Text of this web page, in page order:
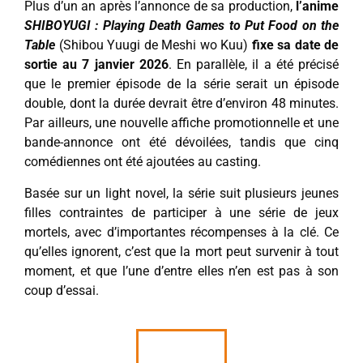
Plus d’un an après l’annonce de sa production, l’anime
SHIBOYUGI : Playing Death Games to Put Food on the
Table (Shibou Yuugi de Meshi wo Kuu) fixe sa date de
sortie au 7 janvier 2026. En parallèle, il a été précisé
que le premier épisode de la série serait un épisode
double, dont la durée devrait être d’environ 48 minutes.
Par ailleurs, une nouvelle affiche promotionnelle et une
bande-annonce ont été dévoilées, tandis que cinq
comédiennes ont été ajoutées au casting.
Basée sur un light novel, la série suit plusieurs jeunes
filles contraintes de participer à une série de jeux
mortels, avec d’importantes récompenses à la clé. Ce
qu’elles ignorent, c’est que la mort peut survenir à tout
moment, et que l’une d’entre elles n’en est pas à son
coup d’essai.